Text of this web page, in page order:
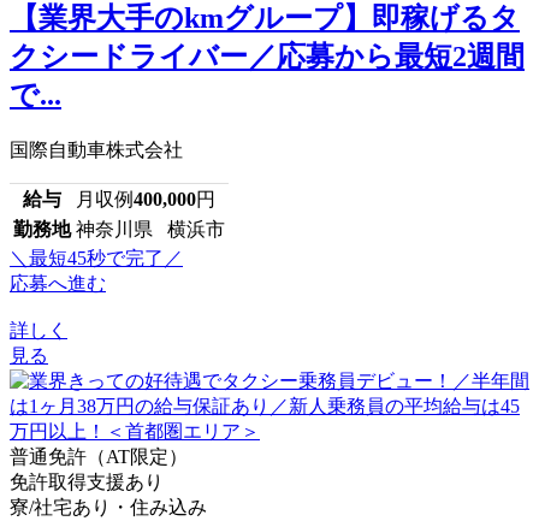
【業界大手のkmグループ】即稼げるタ
クシードライバー／応募から最短2週間
で...
国際自動車株式会社
給与 月収例400,000円
勤務地 神奈川県 横浜市
＼最短45秒で完了／
応募へ進む
詳しく
見る
普通免許（AT限定）
免許取得支援あり
寮/社宅あり・住み込み